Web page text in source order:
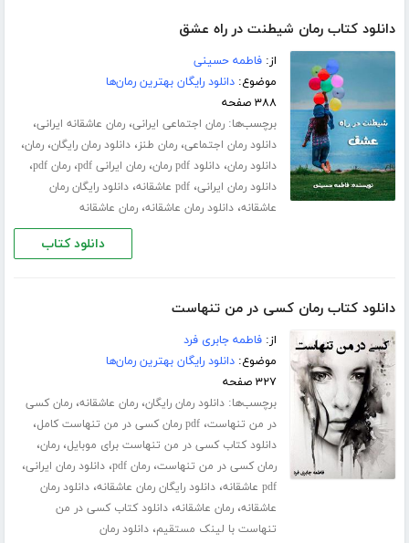
دانلود کتاب رمان شیطنت در راه عشق
از:فاطمه حسینی
موضوع:دانلود رایگان بهترین رمان‌ها
۳۸۸ صفحه
برچسب‌ها:رمان اجتماعی ایرانی،رمان عاشقانه ایرانی،
دانلود رمان اجتماعی،رمان طنز،دانلود رمان رایگان،رمان،
دانلود رمان،دانلود pdf رمان ،رمان ایرانی pdf ،رمان pdf ،
دانلود رمان ایرانی،pdf عاشقانه ،دانلود رایگان رمان
عاشقانه،دانلود رمان عاشقانه،رمان عاشقانه
دانلود کتاب
دانلود کتاب رمان کسی در من تنهاست
از:فاطمه جابری فرد
موضوع:دانلود رایگان بهترین رمان‌ها
۳۲۷ صفحه
برچسب‌ها:دانلود رمان رایگان،رمان عاشقانه،رمان کسی
در من تنهاست،pdf رمان کسی در من تنهاست کامل ،
دانلود کتاب کسی در من تنهاست برای موبایل،رمان،
رمان کسی در من تنهاست،رمان pdf ،دانلود رمان ایرانی،
pdf عاشقانه ،دانلود رایگان رمان عاشقانه،دانلود رمان
عاشقانه،رمان عاشقانه،دانلود کتاب کسی در من
تنهاست با لینک مستقیم،دانلود رمان